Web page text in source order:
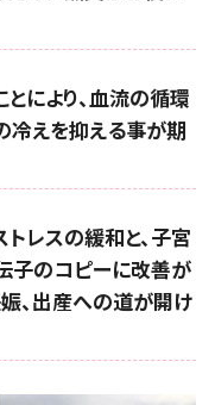
により、血流の循環
冷えを抑える事が期
レスの緩和と、子宮
子のコピーに改善が
、出産への道が開け